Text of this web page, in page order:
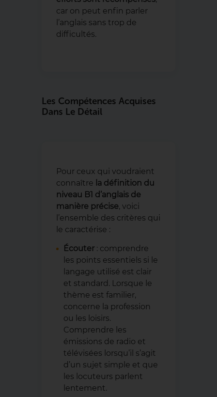
car on peut enfin parler
l’anglais sans trop de
difficultés.
Les Compétences Acquises
Dans Le Détail
Pour ceux qui voudraient
connaître la définition du
niveau B1 d’anglais de
manière précise, voici
l’ensemble des critères qui
le caractérise :
Écouter : comprendre
les points essentiels si le
langage utilisé est clair
et standard. Lorsque le
thème est familier,
concerne la profession
ou les loisirs.
Comprendre les
émissions de radio et
télévisées lorsqu’il s’agit
d’un sujet simple et que
les locuteurs parlent
lentement.